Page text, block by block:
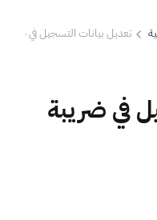
تعديل بيانات التسجيل في
في ضريبة